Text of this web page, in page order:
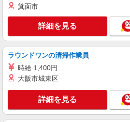
キープ
アルバイト パート
株式会社HITOWA フードサービスカンパ
福祉施設での調理補
により時給を見直し
志）：あり 年2回。
チャーム六郷 （東
15）
箕面市
詳細を見る
ラウンドワンの清掃作業員
時給 1,400円
大阪市城東区
詳細を見る